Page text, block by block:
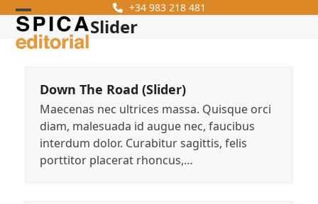
Skip
content
+34 983 218 481
Open
mobile
Close
mobile
Slider
Down The Road (Slider)
Maecenas nec ultrices massa. Quisque orci
diam, malesuada id augue nec, faucibus
interdum dolor. Curabitur sagittis, felis
porttitor placerat rhoncus,…